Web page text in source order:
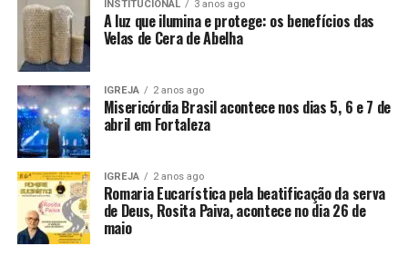
INSTITUCIONAL 3 anos ago
A luz que ilumina e protege: os benefícios das
Velas de Cera de Abelha
IGREJA 2 anos ago
Misericórdia Brasil acontece nos dias 5, 6 e 7 de
abril em Fortaleza
IGREJA 2 anos ago
Romaria Eucarística pela beatificação da serva
de Deus, Rosita Paiva, acontece no dia 26 de
maio